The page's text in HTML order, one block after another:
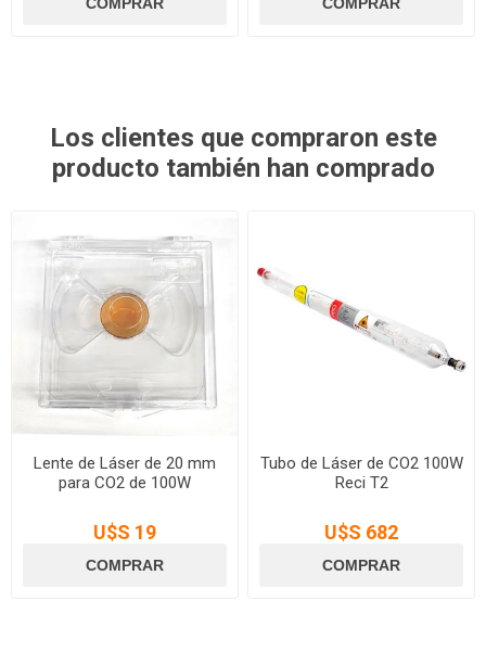
Los clientes que compraron este
producto también han comprado
Lente de Láser de 20 mm
para CO2 de 100W
U$S 19
Tubo de Láser de CO2 100W
Reci T2
U$S 682